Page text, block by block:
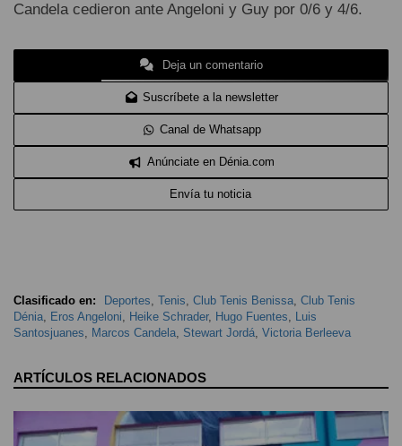
Candela cedieron ante Angeloni y Guy por 0/6 y 4/6.
Deja un comentario
Suscríbete a la newsletter
Canal de Whatsapp
Anúnciate en Dénia.com
Envía tu noticia
Clasificado en: Deportes, Tenis, Club Tenis Benissa, Club Tenis
Dénia, Eros Angeloni, Heike Schrader, Hugo Fuentes, Luis
Santosjuanes, Marcos Candela, Stewart Jordá, Victoria Berleeva
ARTÍCULOS RELACIONADOS